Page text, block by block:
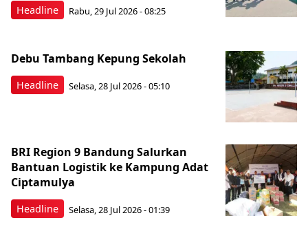
Headline Rabu, 29 Jul 2026 - 08:25
Headline
Debu Tambang Kepung Sekolah
Selasa, 28 Jul 2026 - 05:10
Headline
BRI Region 9 Bandung Salurkan
Bantuan Logistik ke Kampung Adat
Ciptamulya
Selasa, 28 Jul 2026 - 01:39